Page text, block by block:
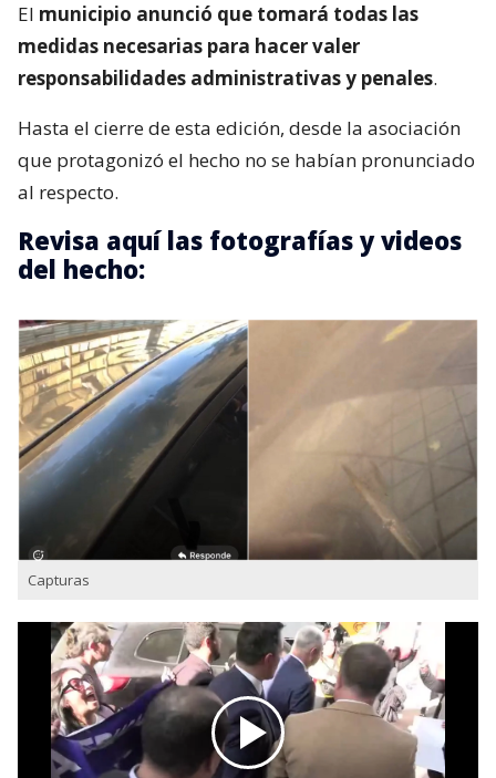
El municipio anunció que tomará todas las
medidas necesarias para hacer valer
responsabilidades administrativas y penales.
Hasta el cierre de esta edición, desde la asociación
que protagonizó el hecho no se habían pronunciado
al respecto.
Revisa aquí las fotografías y videos
del hecho:
Capturas